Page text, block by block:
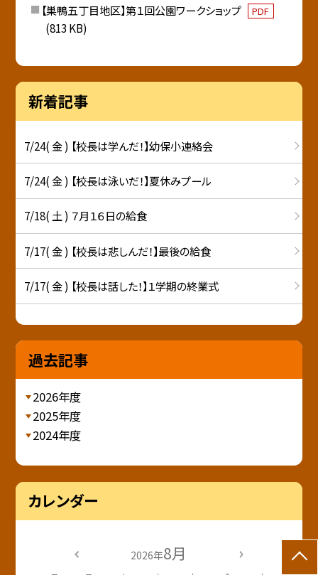
【巣鴨五丁目地区】第１回公園ワークショップ
PDF
(813 KB)
新着記事
7/24( 金 ) 【校長は学んだ！】幼保小連絡会
7/24( 金 ) 【校長は泳いだ！】夏休みプール
7/18( 土 ) ７月１６日の給食
7/17( 金 ) 【校長は悲しんだ！】最後の給食
7/17( 金 ) 【校長は話した！】１学期の終業式
過去記事
2026年度
2025年度
2024年度
カレンダー
2026年8月